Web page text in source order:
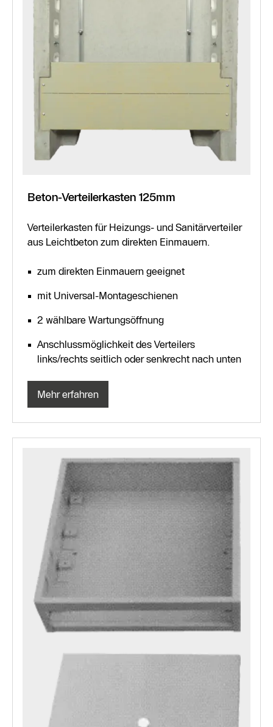
Beton-Verteilerkasten 125mm
Verteilerkasten für Heizungs- und Sanitärverteiler
aus Leichtbeton zum direkten Einmauern.
zum direkten Einmauern geeignet
mit Universal-Montageschienen
2 wählbare Wartungsöffnung
Anschlussmöglichkeit des Verteilers
links/rechts seitlich oder senkrecht nach unten
Mehr erfahren